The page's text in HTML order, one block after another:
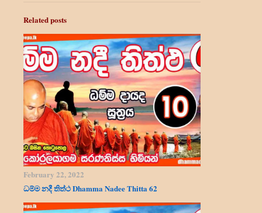
Related posts
February 22, 2022
ධම්ම නදී තිත්ථ Dhamma Nadee Thitta 62